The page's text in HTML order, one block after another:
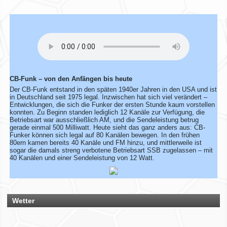
Wir aktualisieren derzeit unsere Karte der aktiven CB-Funker.
Alle aktiven Mitglieder werden ab sofort mit einem grünen
Du bist auch noch aktiv? Dann teile uns das einfach
Solltest du schon eingetragen sein, aber deine Daten oder
dein Wohnort stimmen nicht mehr, gib uns ebenfalls kurz
Bescheid – dann ändern wir das direkt ab.
Bitte hab ein wenig Geduld, wenn die Umsetzung nicht immer
sofort klappt. Vielen Dank!
Rhein-Main Funkertreffen
Wir laden euch recht herzlich zu unserem 12. Rhein-Main
Funkertreffen vom 17. bis 19. JULI 2026 ein.
Wir überarbeiten unsere Map!
CB-Funk – von den Anfängen bis heute
Der CB-Funk entstand in den späten 1940er Jahren in den USA und ist
in Deutschland seit 1975 legal. Inzwischen hat sich viel verändert –
Entwicklungen, die sich die Funker der ersten Stunde kaum vorstellen
konnten. Zu Beginn standen lediglich 12 Kanäle zur Verfügung, die
Betriebsart war ausschließlich AM, und die Sendeleistung betrug
gerade einmal 500 Milliwatt. Heute sieht das ganz anders aus: CB-
Funker können sich legal auf 80 Kanälen bewegen. In den frühen
80ern kamen bereits 40 Kanäle und FM hinzu, und mittlerweile ist
sogar die damals streng verbotene Betriebsart SSB zugelassen – mit
40 Kanälen und einer Sendeleistung von 12 Watt.
Wetter